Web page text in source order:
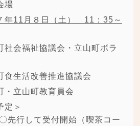
場
年11月８日（土） 11：35～
会福祉協議会・立山町ボラ
生活改善推進協議会
立山町教育員会
定＞
して受付開始（喫茶コー